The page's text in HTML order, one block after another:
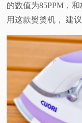
的数值为85PPM，
用这款熨烫机， 建